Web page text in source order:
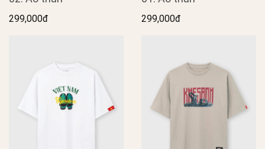
299,000đ 299,000đ